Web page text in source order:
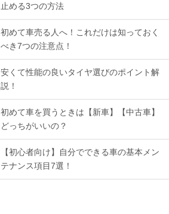
止める3つの方法
初めて車売る人へ！これだけは知っておく
べき7つの注意点！
安くて性能の良いタイヤ選びのポイント解
説！
初めて車を買うときは【新車】【中古車】
どっちがいいの？
【初心者向け】自分でできる車の基本メン
テナンス項目7選！